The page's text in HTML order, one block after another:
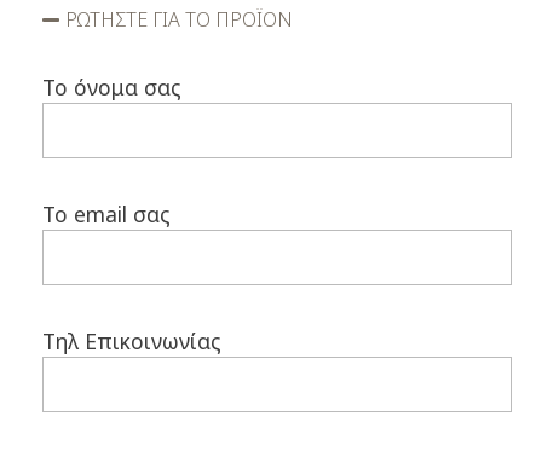
ΡΩΤΗΣΤΕ ΓΙΑ ΤΟ ΠΡΟΪΟΝ
Το όνομα σας
Το email σας
Τηλ Επικοινωνίας